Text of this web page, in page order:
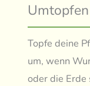
Topfe deine
um, wenn
oder die Erde